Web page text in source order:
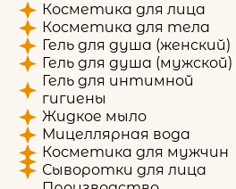
Косметика для лица
Косметика для тела
Гель для душа (женский)
Гель для душа (мужской)
Гель для интимной
гигиены
Жидкое мыло
Мицеллярная вода
Косметика для мужчин
Сыворотки для лица